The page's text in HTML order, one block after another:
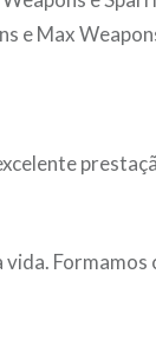
e Max
Formamos